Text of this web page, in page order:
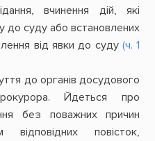
вчинення дій, які
до суду або встановлених
від явки до суду (ч. 1
до органів досудового
Йдеться про
без поважних причин
повісток,